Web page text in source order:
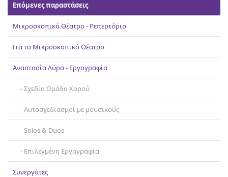
Επικοινωνία
Επόμενες παραστάσεις
Μικροσκοπικό Θέατρο - Ρεπερτόριο
Για το Μικροσκοπικό Θέατρο
Αναστασία Λύρα - Εργογραφία
Σχεδία Ομάδα Χορού
Αυτοσχεδιασμοί με μουσικούς
Solos & Duos
Επιλεγμένη Εργογραφία
Συνεργάτες